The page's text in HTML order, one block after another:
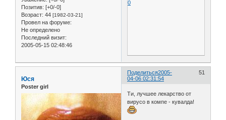
Позитив: [+0/-0]
Возраст: 44 [1982-03-21]
Провел на форуме:
Не определено
Последний визит:
2005-05-15 02:48:46
0
Поделиться 51
2005-
04-06 02:31:54
Юся
Poster girl
Ти, лучшее лекарство от
вирусо в компе - кувалда!